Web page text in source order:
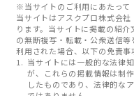
※当サイトのご利用にあたって
当サイトはアスクプロ株式会
ります。当サイトに掲載の紹
の無断複写・転載・公衆送信
利用された場合、以下の免責事
当サイトには一般的な法律
が、これらの掲載情報は制
したものであり、法律的な